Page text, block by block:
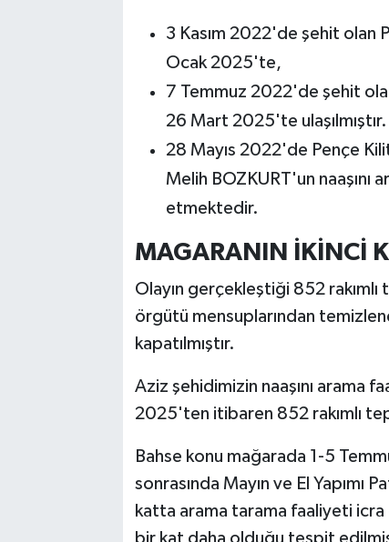
3 Kasım 2022'de şehit olan
Ocak 2025'te,
7 Temmuz 2022'de şehit
26 Mart 2025'te ulaşılmıştır.
28 Mayıs 2022'de Pençe
Melih BOZKURT'un naaşını
etmektedir.
MAGARANIN İKİNCİ
Olayın gerçekleştiği 852
örgütü mensuplarından
kapatılmıştır.
Aziz şehidimizin naaşını arama
2025'ten itibaren 852 rakımlı
Bahse konu mağarada 1-5
sonrasında Mayın ve El Yapımı
katta arama tarama faaliyeti icra